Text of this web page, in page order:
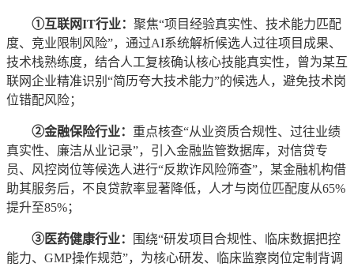
①互联网IT行业： 聚焦“项目经验真实性、技术能力匹配
度、竞业限制风险”，通过AI系统解析候选人过往项目成果、
技术栈熟练度，结合人工复核确认核心技能真实性，曾为某互
联网企业精准识别“简历夸大技术能力”的候选人，避免技术岗
位错配风险；
②金融保险行业： 重点核查“从业资质合规性、过往业绩
真实性、廉洁从业记录”，引入金融监管数据库，对信贷专
员、风控岗位等候选人进行“反欺诈风险筛查”，某金融机构借
助其服务后，不良贷款率显著降低，人才与岗位匹配度从65%
提升至85%；
③医药健康行业：
围绕“研发项目合规性、临床数据把控
能力、GMP操作规范”，为核心研发、临床监察岗位定制背调